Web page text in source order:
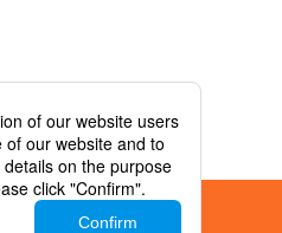
ト